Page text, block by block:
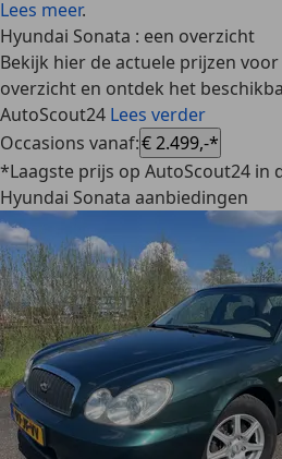
Lees meer.
Hyundai Sonata : een overzicht
Bekijk hier de actuele prijzen
overzicht en ontdek het
AutoScout24 Lees verder
Occasions vanaf:€ 2.499,-*
*Laagste prijs op AutoScout24 in
Hyundai Sonata aanbiedingen